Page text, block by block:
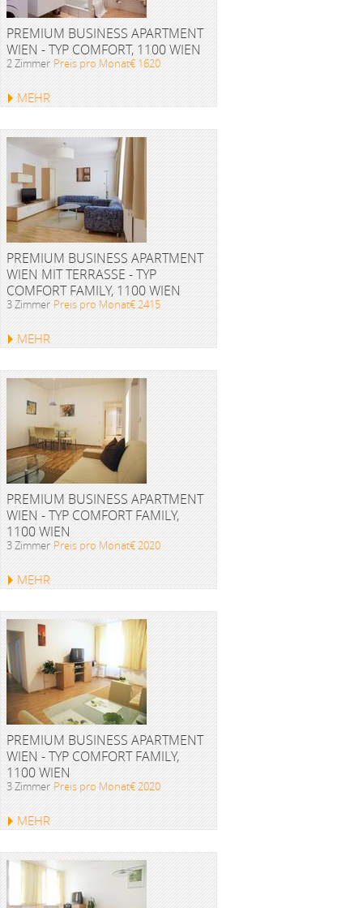
PREMIUM BUSINESS APARTMENT
WIEN - TYP COMFORT, 1100 WIEN
2 Zimmer Preis pro Monat€ 1620
MEHR
PREMIUM BUSINESS APARTMENT
WIEN MIT TERRASSE - TYP
COMFORT FAMILY, 1100 WIEN
3 Zimmer Preis pro Monat€ 2415
MEHR
PREMIUM BUSINESS APARTMENT
WIEN - TYP COMFORT FAMILY,
1100 WIEN
3 Zimmer Preis pro Monat€ 2020
MEHR
PREMIUM BUSINESS APARTMENT
WIEN - TYP COMFORT FAMILY,
1100 WIEN
3 Zimmer Preis pro Monat€ 2020
MEHR